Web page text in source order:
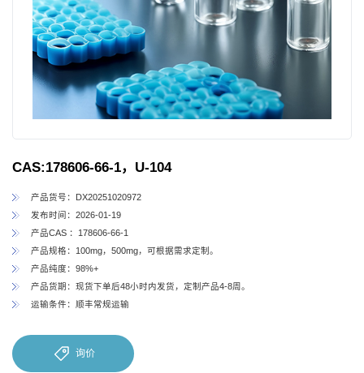
CAS:178606-66-1，U-104
产品货号：DX20251020972
发布时间：2026-01-19
产品CAS ：178606-66-1
产品规格：100mg，500mg，可根据需求定制。
产品纯度：98%+
产品货期：现货下单后48小时内发货，定制产品4-8周。
运输条件：顺丰常规运输
询价